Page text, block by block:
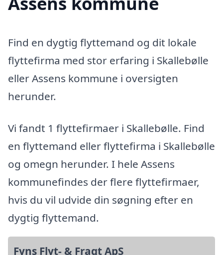
Find en dygtig flyttemand og dit lokale
flyttefirma med stor erfaring i Skallebølle
eller Assens kommune i oversigten
herunder.
Vi fandt 1 flyttefirmaer i Skallebølle. Find
en flyttemand eller flyttefirma i Skallebølle
og omegn herunder. I hele Assens
kommunefindes der flere flyttefirmaer,
hvis du vil udvide din søgning efter en
dygtig flyttemand.
Fyns Flyt- & Fragt ApS